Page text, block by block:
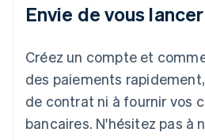
Envie de vous
Créez un compte et
des paiements
de contrat ni à fournir vos
bancaires. N'hésitez pas à
Japon
Lettonie
English
Liechtenstein
DeutschEnglish
Lituanie